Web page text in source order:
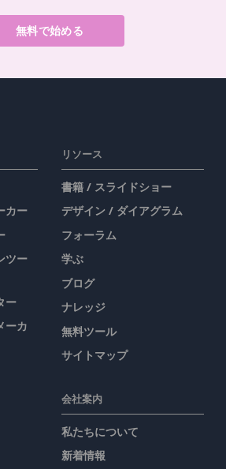
無料で始める
カー
ツー
ー
ーカ
リソース
書籍 / スライドショー
デザイン / ダイアグラム
フォーラム
学ぶ
ブログ
ナレッジ
無料ツール
サイトマップ
会社案内
私たちについて
新着情報